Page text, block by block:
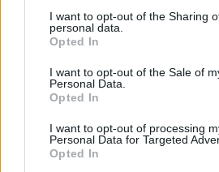
I want to opt-out of the Sharing
personal data.
Opted In
I want to opt-out of the Sale of
Personal Data.
Opted In
I want to opt-out of processing
Personal Data for Targeted
Opted In
La supervisione scientifica di
affidata aStefano Aguzzi
Sebbene gli appuntamenti siano
organizzatori raccomandano la
all’indirizzo
Ticino Val Grande Verbanoe si
percorso che vede